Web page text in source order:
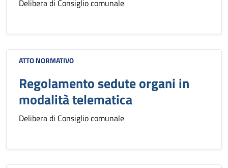
Delibera di Consiglio comunale
ATTO NORMATIVO
Regolamento sedute organi in
modalità telematica
Delibera di Consiglio comunale